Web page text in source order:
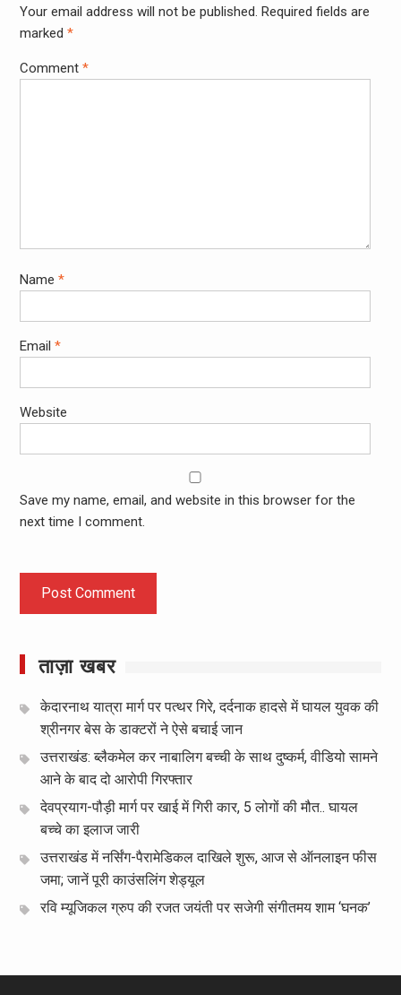
Your email address will not be published. Required fields are
marked *
Comment *
Name *
Email *
Website
Save my name, email, and website in this browser for the
next time I comment.
ताज़ा खबर
केदारनाथ यात्रा मार्ग पर पत्थर गिरे, दर्दनाक हादसे में घायल युवक की
श्रीनगर बेस के डाक्टरों ने ऐसे बचाई जान
उत्तराखंड: ब्लैकमेल कर नाबालिग बच्ची के साथ दुष्कर्म, वीडियो सामने
आने के बाद दो आरोपी गिरफ्तार
देवप्रयाग-पौड़ी मार्ग पर खाई में गिरी कार, 5 लोगों की मौत.. घायल
बच्चे का इलाज जारी
उत्तराखंड में नर्सिंग-पैरामेडिकल दाखिले शुरू, आज से ऑनलाइन फीस
जमा; जानें पूरी काउंसलिंग शेड्यूल
रवि म्यूजिकल ग्रुप की रजत जयंती पर सजेगी संगीतमय शाम ‘घनक’